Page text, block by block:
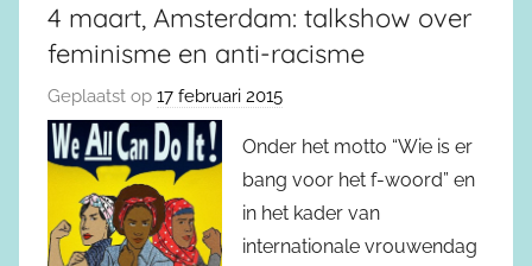
4 maart, Amsterdam: talkshow over
feminisme en anti-racisme
Geplaatst op 17 februari 2015
Onder het motto “Wie is er
bang voor het f-woord” en
in het kader van
internationale vrouwendag